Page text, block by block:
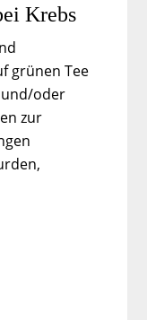
Krebs
grünen Tee
oder
zur